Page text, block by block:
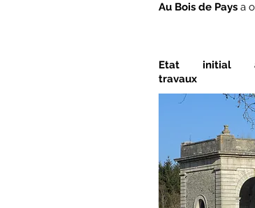
Au Bois de Pays a
Etat initial
travaux